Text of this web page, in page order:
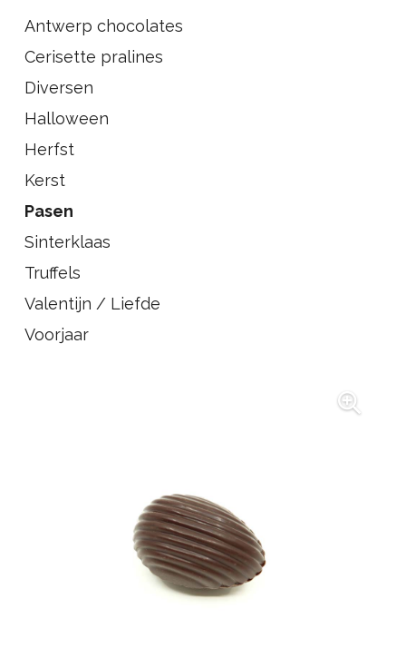
Antwerp chocolates
Cerisette pralines
Diversen
Halloween
Herfst
Kerst
Pasen
Sinterklaas
Truffels
Valentijn / Liefde
Voorjaar